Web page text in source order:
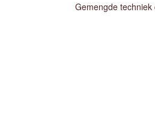
Gemengde techniek